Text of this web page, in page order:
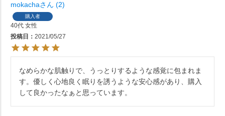
mokacha 2
購入者
40代 女性
投稿日
2021/05/27
なめらかな肌触りで、うっとりするような感覚に包まれま
す。優しく心地良く眠りを誘うような安心感があり、購入
して良かったなぁと思っています。